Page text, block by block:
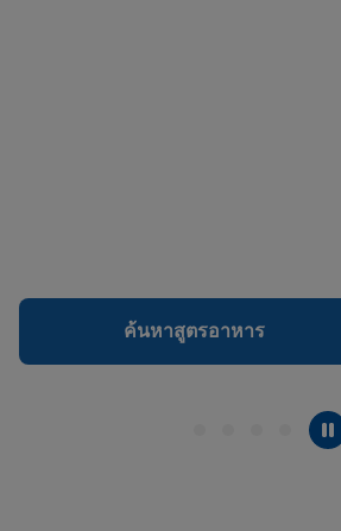
ค้นหาสูตรอาหาร